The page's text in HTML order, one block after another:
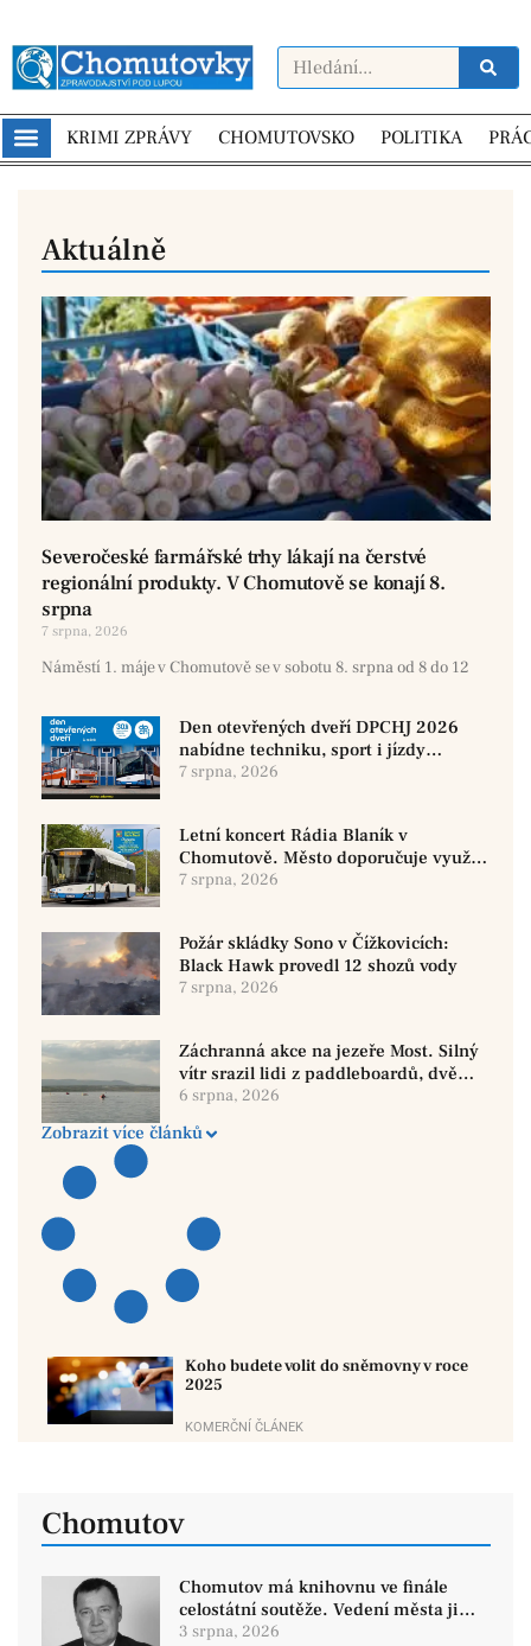
KRIMI ZPRÁVY CHOMUTOVSKO POLITIKA
Aktuálně
Severočeské farmářské trhy lákají na čerstvé
regionální produkty. V Chomutově se konají 8.
srpna
7 srpna, 2026
Náměstí 1. máje v Chomutově se v sobotu 8. srpna od 8 do 12
Den otevřených dveří DPCHJ 2026
nabídne techniku, sport i jízdy
historickými vozy
7 srpna, 2026
Letní koncert Rádia Blaník v
Chomutově. Město doporučuje využít
MHD
7 srpna, 2026
Požár skládky Sono v Čížkovicích:
Black Hawk provedl 12 shozů vody
7 srpna, 2026
Záchranná akce na jezeře Most. Silný
vítr srazil lidi z paddleboardů, dvě
osoby se pohřešují
6 srpna, 2026
Zobrazit více článků
Koho budete volit do sněmovny v roce
2025
8 dubna, 2024
KOMERČNÍ ČLÁNEK
Chomutov
Chomutov má knihovnu ve finále
celostátní soutěže. Vedení města ji
přesto chce zrušit
3 srpna, 2026